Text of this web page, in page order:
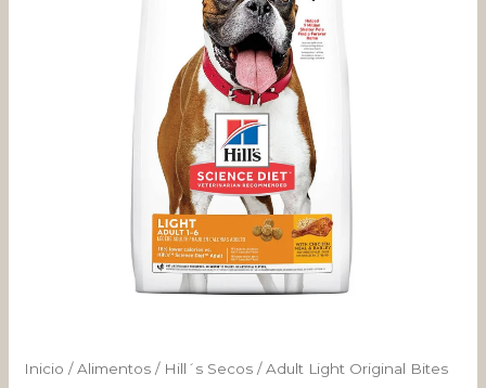
Inicio /Alimentos / Hill´s Secos / Adult Light Original Bites
desde
$ 256.321
hasta
$ 456.120